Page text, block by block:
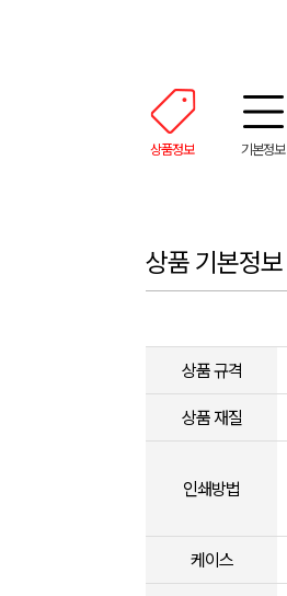
상품정보 기본정보
상품 기본정보
상품 규격
상품 재질
인쇄방법
케이스